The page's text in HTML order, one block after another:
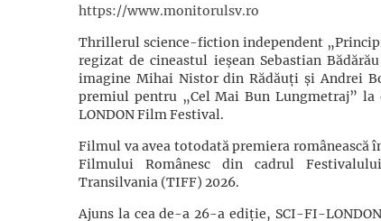
https://www.monitorulsv.ro
Thrillerul science-fiction independent
regizat de cineastul ieșean Sebastian
imagine Mihai Nistor din Rădăuți și Andrei
premiul pentru „Cel Mai Bun Lungmetraj”
LONDON Film Festival.
Filmul va avea totodată premiera românească
Filmului Românesc din cadrul
Transilvania (TIFF) 2026.
Ajuns la cea de-a 26-a ediție, SCI-FI-